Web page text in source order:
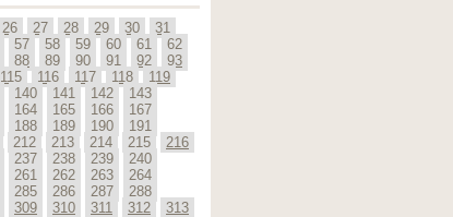
26 27 28 29 30
31
57 58 59 60 61
62
88 89 90 91 92
93
115 116 117 118
119
140 141 142
143
164 165 166
167
188 189 190
191
212 213 214 215
216
237 238 239
240
261 262 263
264
285 286 287
288
309 310 311 312
313